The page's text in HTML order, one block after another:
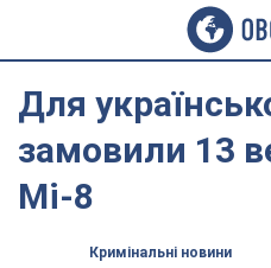
Для
замовили 13
Мі-8
Кримінальні новини